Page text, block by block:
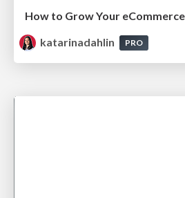
katarinadahlin
PRO